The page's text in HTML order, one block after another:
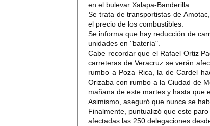
en el bulevar Xalapa-Banderilla.
Se trata de transportistas de
el precio de los combustibles.
Se informa que hay reducción de
unidades en "batería".
Cabe recordar que el Rafael Ortiz
carreteras de Veracruz se verán
rumbo a Poza Rica, la de Cardel
Orizaba con rumbo a la Ciudad de
mañana de este martes y hasta que
Asimismo, aseguró que nunca se
Finalmente, puntualizó que este
afectadas las 250 delegaciones